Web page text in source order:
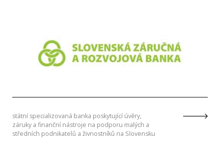
státní specializovaná banka poskytující úvěry,
záruky a finanční nástroje na podporu malých a
středních podnikatelů a živnostníků na Slovensku